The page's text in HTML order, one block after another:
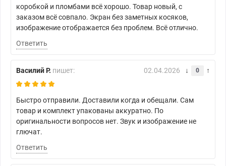
коробкой и пломбами всё хорошо. Товар новый, с
заказом всё совпало. Экран без заметных косяков,
изображение отображается без проблем. Всё отлично.
Ответить
Василий Р. пишет: 02.04.2026 0
Быстро отправили. Доставили когда и обещали. Сам
товар и комплект упакованы аккуратно. По
оригинальности вопросов нет. Звук и изображение не
глючат.
Ответить